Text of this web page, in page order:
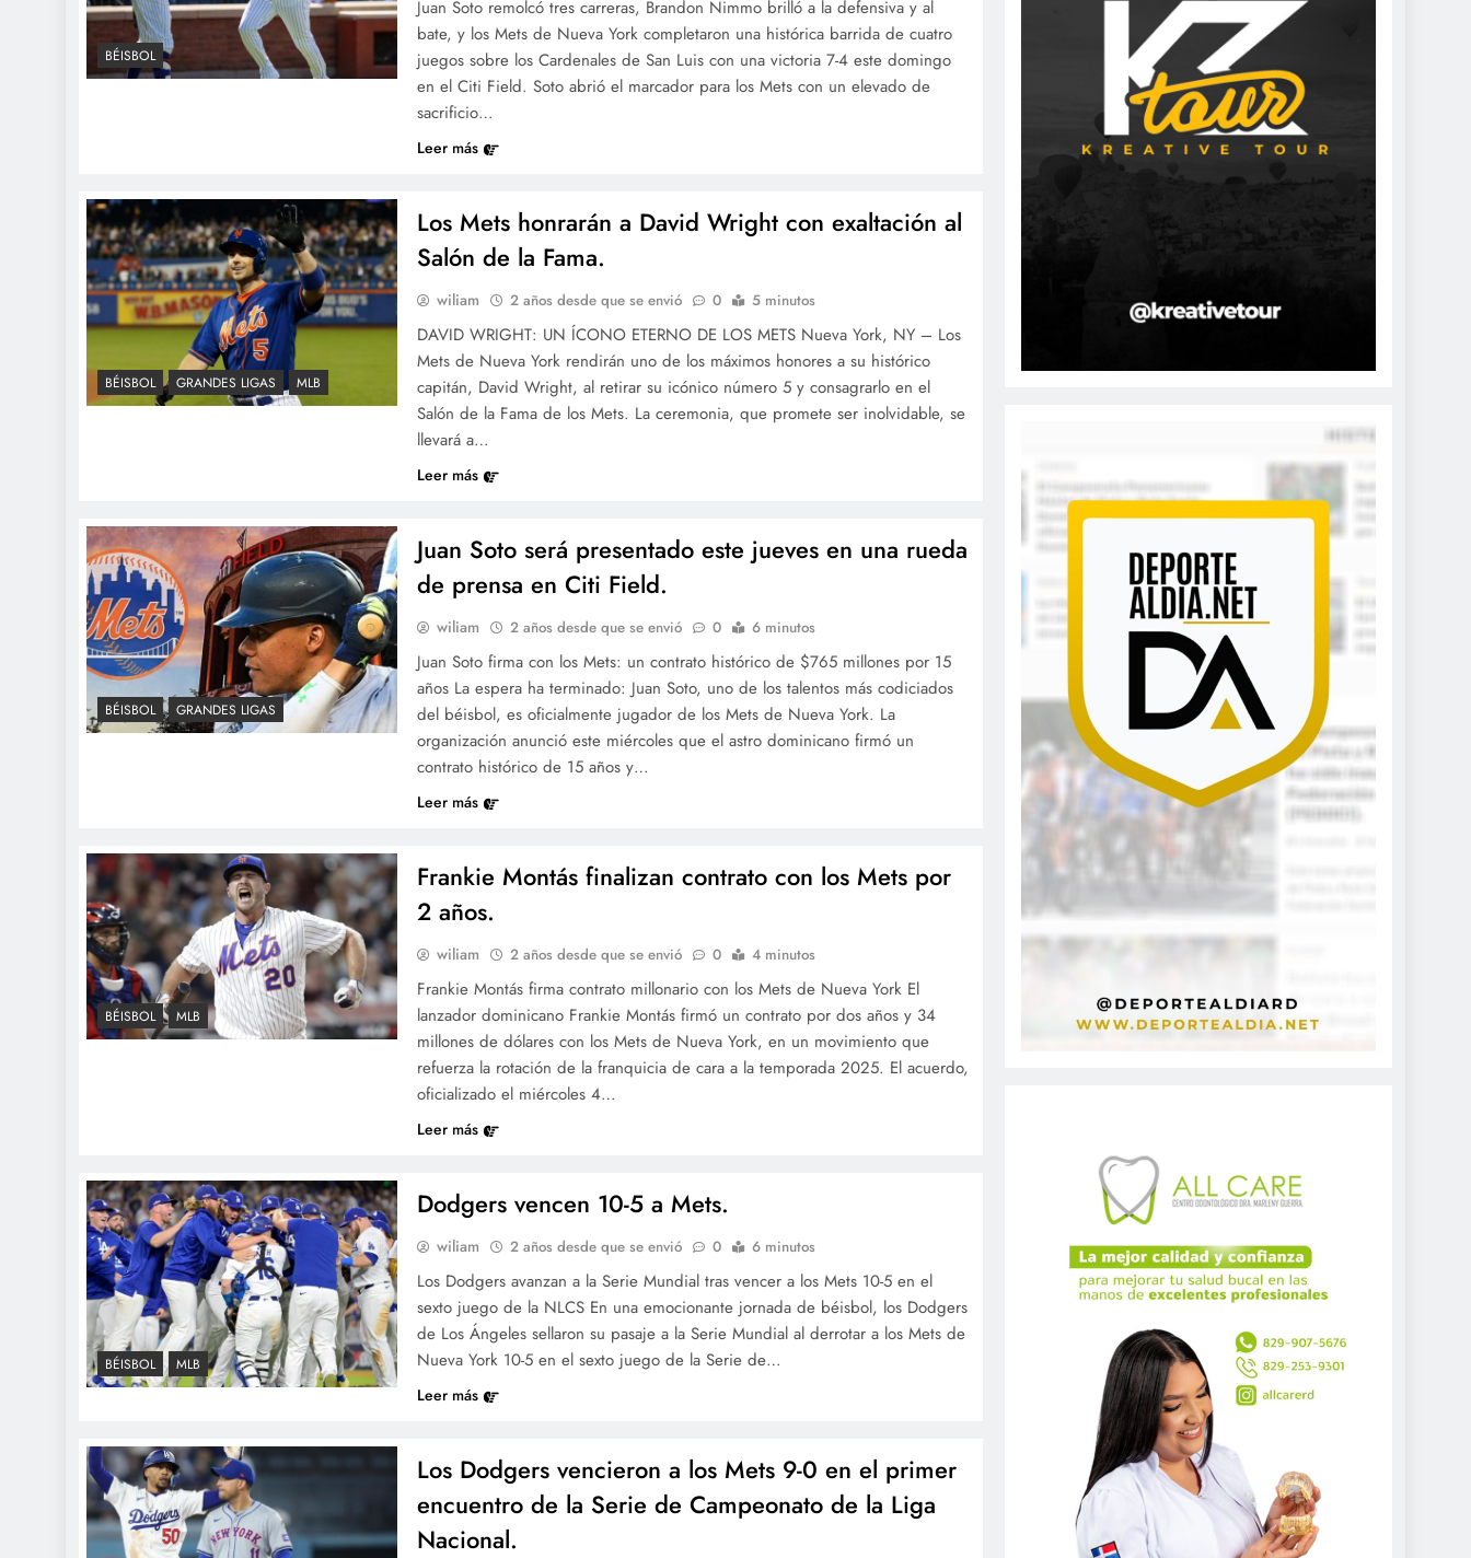
BÉISBOL
Juan Soto remolcó tres carreras, Brandon Nimmo brilló a la defensiva y al
bate, y los Mets de Nueva York completaron una histórica barrida de cuatro
juegos sobre los Cardenales de San Luis con una victoria 7-4 este domingo
en el Citi Field. Soto abrió el marcador para los Mets con un elevado de
sacrificio…
Leer más
BÉISBOL GRANDES LIGAS MLB
Los Mets honrarán a David Wright con exaltación al
Salón de la Fama.
wiliam 2 años desde que se envió 0 5 minutos
DAVID WRIGHT: UN ÍCONO ETERNO DE LOS METS Nueva York, NY – Los
Mets de Nueva York rendirán uno de los máximos honores a su histórico
capitán, David Wright, al retirar su icónico número 5 y consagrarlo en el
Salón de la Fama de los Mets. La ceremonia, que promete ser inolvidable, se
llevará a…
Leer más
BÉISBOL GRANDES LIGAS
Juan Soto será presentado este jueves en una rueda
de prensa en Citi Field.
wiliam 2 años desde que se envió 0 6 minutos
Juan Soto firma con los Mets: un contrato histórico de $765 millones por 15
años La espera ha terminado: Juan Soto, uno de los talentos más codiciados
del béisbol, es oficialmente jugador de los Mets de Nueva York. La
organización anunció este miércoles que el astro dominicano firmó un
contrato histórico de 15 años y…
Leer más
BÉISBOL MLB
Frankie Montás finalizan contrato con los Mets por
2 años.
wiliam 2 años desde que se envió 0 4 minutos
Frankie Montás firma contrato millonario con los Mets de Nueva York El
lanzador dominicano Frankie Montás firmó un contrato por dos años y 34
millones de dólares con los Mets de Nueva York, en un movimiento que
refuerza la rotación de la franquicia de cara a la temporada 2025. El acuerdo,
oficializado el miércoles 4…
Leer más
BÉISBOL MLB
Dodgers vencen 10-5 a Mets.
wiliam 2 años desde que se envió 0 6 minutos
Los Dodgers avanzan a la Serie Mundial tras vencer a los Mets 10-5 en el
sexto juego de la NLCS En una emocionante jornada de béisbol, los Dodgers
de Los Ángeles sellaron su pasaje a la Serie Mundial al derrotar a los Mets de
Nueva York 10-5 en el sexto juego de la Serie de…
Leer más
Los Dodgers vencieron a los Mets 9-0 en el primer
encuentro de la Serie de Campeonato de la Liga
Nacional.